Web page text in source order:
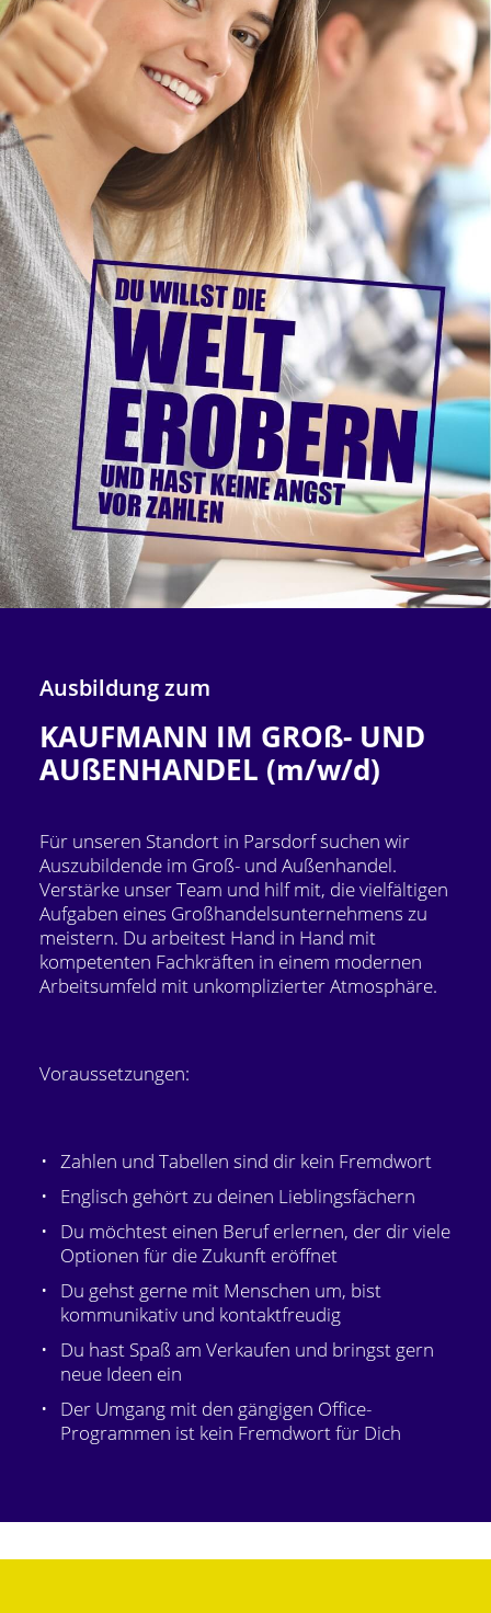
Ausbildung zum
KAUFMANN IM GROß- UND
AUßENHANDEL (m/w/d)
Für unseren Standort in Parsdorf suchen wir
Auszubildende im Groß- und Außenhandel.
Verstärke unser Team und hilf mit, die vielfältigen
Aufgaben eines Großhandelsunternehmens zu
meistern. Du arbeitest Hand in Hand mit
kompetenten Fachkräften in einem modernen
Arbeitsumfeld mit unkomplizierter Atmosphäre.
Voraussetzungen:
Zahlen und Tabellen sind dir kein Fremdwort
Englisch gehört zu deinen Lieblingsfächern
Du möchtest einen Beruf erlernen, der dir viele
Optionen für die Zukunft eröffnet
Du gehst gerne mit Menschen um, bist
kommunikativ und kontaktfreudig
Du hast Spaß am Verkaufen und bringst gern
neue Ideen ein
Der Umgang mit den gängigen Office-
Programmen ist kein Fremdwort für Dich